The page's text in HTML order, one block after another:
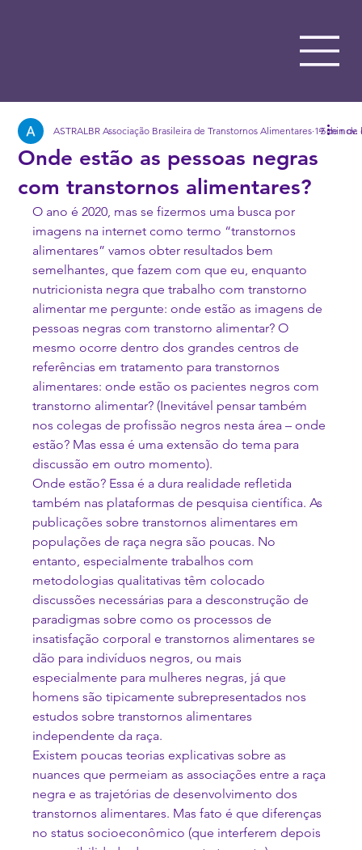
Onde estão as pessoas negras
com transtornos alimentares?
ASTRALBR Associação Brasileira de Transtornos Alimentares 19 de nov.
5 min de
O ano é 2020, mas se fizermos uma busca por
imagens na internet como termo “transtornos
alimentares” vamos obter resultados bem
semelhantes, que fazem com que eu, enquanto
nutricionista negra que trabalho com transtorno
alimentar me pergunte: onde estão as imagens de
pessoas negras com transtorno alimentar? O
mesmo ocorre dentro dos grandes centros de
referências em tratamento para transtornos
alimentares: onde estão os pacientes negros com
transtorno alimentar? (Inevitável pensar também
nos colegas de profissão negros nesta área – onde
estão? Mas essa é uma extensão do tema para
discussão em outro momento).
Onde estão? Essa é a dura realidade refletida
também nas plataformas de pesquisa científica. As
publicações sobre transtornos alimentares em
populações de raça negra são poucas. No
entanto, especialmente trabalhos com
metodologias qualitativas têm colocado
discussões necessárias para a desconstrução de
paradigmas sobre como os processos de
insatisfação corporal e transtornos alimentares se
dão para indivíduos negros, ou mais
especialmente para mulheres negras, já que
homens são tipicamente subrepresentados nos
estudos sobre transtornos alimentares
independente da raça.
Existem poucas teorias explicativas sobre as
nuances que permeiam as associações entre a raça
negra e as trajetórias de desenvolvimento dos
transtornos alimentares. Mas fato é que diferenças
no status socioeconômico (que interferem depois